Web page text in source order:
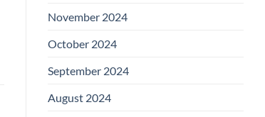
November 2024
October 2024
September 2024
August 2024